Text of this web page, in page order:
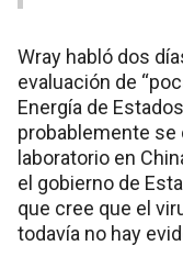
Wray habló dos
evaluación de
Energía de
probablemente se
laboratorio en
el gobierno de
que cree que el
todavía no hay